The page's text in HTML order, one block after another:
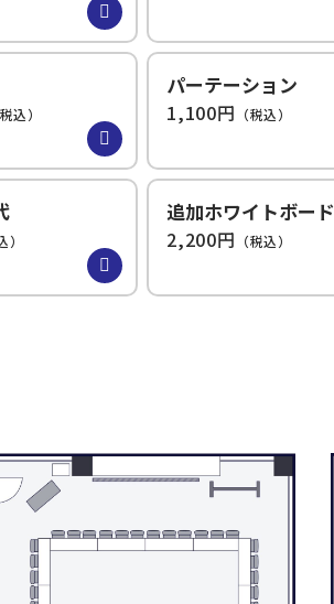
税込）
パーテーション
1,100円 （税込）
）
追加ホワイトボード
2,200円 （税込）